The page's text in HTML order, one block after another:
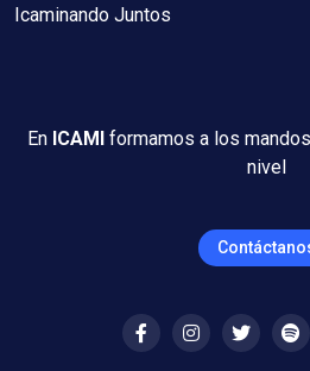
Icaminando Juntos
En ICAMI formamos a los
nivel